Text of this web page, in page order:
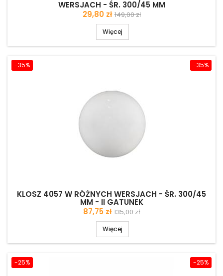
WERSJACH - ŚR. 300/45 MM
Cena
29,80 zł Cena
podstawowa
149,00 zł
Więcej
-35%
-35%
KLOSZ 4057 W RÓŻNYCH WERSJACH - ŚR. 300/45
MM - II GATUNEK
Cena
87,75 zł Cena
podstawowa
135,00 zł
Więcej
-25%
-25%